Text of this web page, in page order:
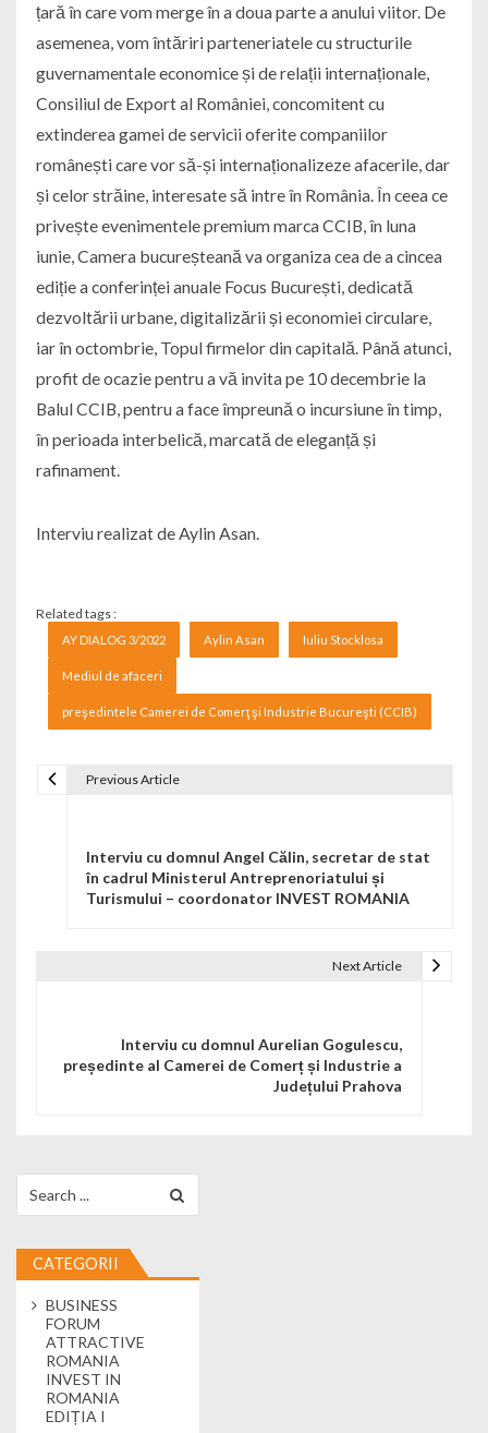
țară în care vom merge în a doua parte a anului viitor. De
asemenea, vom întăriri parteneriatele cu structurile
guvernamentale economice și de relații internaționale,
Consiliul de Export al României, concomitent cu
extinderea gamei de servicii oferite companiilor
românești care vor să-și internaționalizeze afacerile, dar
și celor străine, interesate să intre în România. În ceea ce
privește evenimentele premium marca CCIB, în luna
iunie, Camera bucureșteană va organiza cea de a cincea
ediție a conferinței anuale Focus București, dedicată
dezvoltării urbane, digitalizării și economiei circulare,
iar în octombrie, Topul firmelor din capitală. Până atunci,
profit de ocazie pentru a vă invita pe 10 decembrie la
Balul CCIB, pentru a face împreună o incursiune în timp,
în perioada interbelică, marcată de eleganță și
rafinament.
Interviu realizat de Aylin Asan.
Related tags :
AY DIALOG 3/2022 Aylin Asan Iuliu Stocklosa
Mediul de afaceri
preşedintele Camerei de Comerţ şi Industrie Bucureşti (CCIB)
Previous Article
Interviu cu domnul Angel Călin, secretar de stat
în cadrul Ministerul Antreprenoriatului și
Turismului – coordonator INVEST ROMANIA
Next Article
Interviu cu domnul Aurelian Gogulescu,
președinte al Camerei de Comerț și Industrie a
Județului Prahova
CATEGORII
BUSINESS
FORUM
ATTRACTIVE
ROMANIA
INVEST IN
ROMANIA
EDIȚIA I